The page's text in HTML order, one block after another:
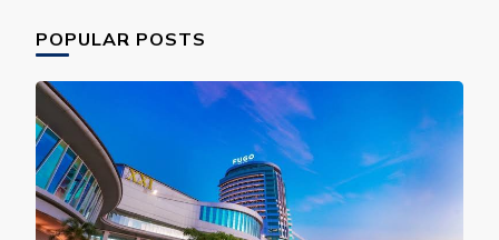
POPULAR POSTS